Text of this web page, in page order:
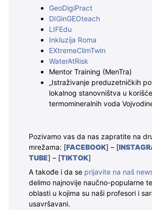
GeoDigiPract
DIGinGEOteach
LIFEdu
Inkluzija Roma
EXtremeClimTwin
WaterAtRisk
Mentor Training (MenTra)
„Istraživanje preduzetničkih
lokalnog stanovništva u
termomineralnih voda
Pozivamo vas da nas zapratite na
mrežama: [FACEBOOK] – [
TUBE] – [TIKTOK]
A takođe i da se prijavite na naš
delimo najnovije naučno-popularne
oblasti u kojima su naši profesori i
usavršavani.